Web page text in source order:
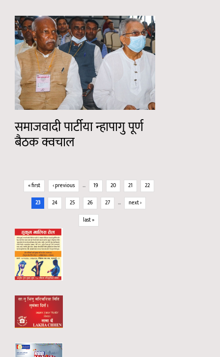
समाजवादी पार्टीया न्हापागु पूर्ण
बैठक क्वचाल
Pages
« first ‹ previous … 19 20 21
22
23
24 25 26 27 …
next ›
last »